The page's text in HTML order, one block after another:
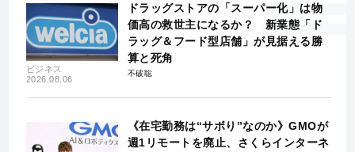
ビジネス
2026.08.06
ドラッグストアの「スーパー化」は物
価高の救世主になるか？ 新業態「ド
ラッグ＆フード型店舗」が見据える勝
算と死角
不破聡
《在宅勤務は“サボり”なのか》GMOが
週1リモートを廃止、さくらインターネ